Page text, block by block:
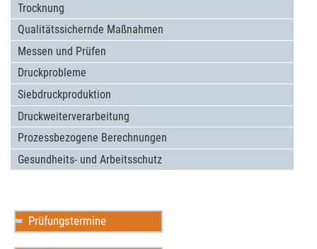
Trock­nung
Qualitäts­si­chernde Maß­nah­men
Messen und Prüfen
Druck­pro­bleme
Sieb­druck­pro­duk­tion
Druckwei­terver­arbei­tung
Pro­zess­bezogene Berech­nun­gen
Gesundheits- und Arbeits­schutz
Prüfungstermine